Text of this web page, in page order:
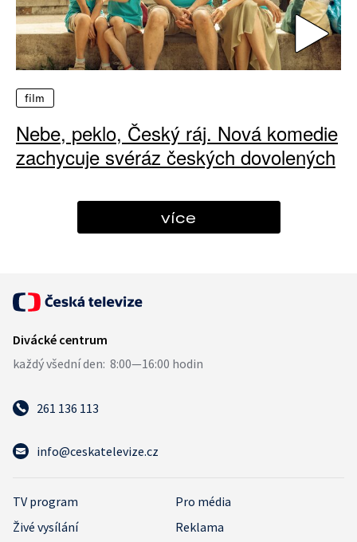
film
Nebe, peklo, Český ráj. Nová komedie
zachycuje svéráz českých dovolených
více
261 136 113
info@ceskatelevize.cz
TV program
Pro média
Živé vysílání
Reklama